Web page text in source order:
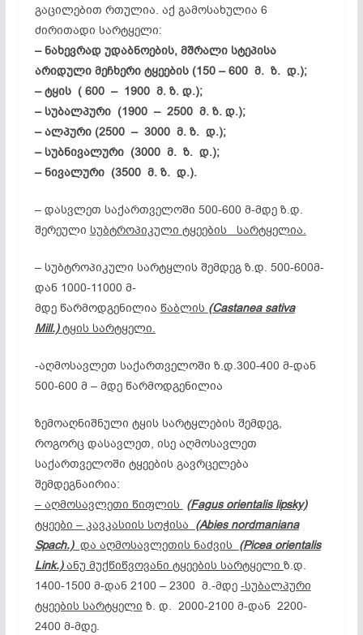
გაცილებით რთულია. აქ გამოსახულია 6
ძირითადი სარტყელი:
– ნახევრად უდაბნოების, მშრალი სტეპისა
არიდული მეჩხერი ტყეების (150 – 600 მ. ზ. დ.);
– ტყის ( 600 – 1900 მ. ზ. დ.);
– სუბალპური (1900 – 2500 მ. ზ. დ.);
– ალპური (2500 – 3000 მ. ზ. დ.);
– სუბნივალური (3000 მ. ზ. დ.);
– ნივალური (3500 მ. ზ. დ.).
– დასვლეთ საქართველოში 500-600 მ-მდე ზ.დ.
შერეული სუბტროპიკული ტყეების სარტყელია.
– სუბტროპიკული სარტყლის შემდეგ ზ.დ. 500-600მ-
დან 1000-11000 მ-
მდე წარმოდგენილია წაბლის (Castanea sativa
Mill.)ტყის სარტყელი.
-აღმოსავლეთ საქართველოში ზ.დ.300-400 მ-დან
500-600 მ – მდე წარმოდგენილია
ზემოაღნიშნული ტყის სარტყლების შემდეგ,
როგორც დასავლეთ, ისე აღმოსავლეთ
საქართველოში ტყეების გავრცელება
შემდეგნაირია:
– აღმოსავლეთი წიფლის (Fagus orientalis lipsky)
ტყეები – კავკასიის სოჭისა (Abies nordmaniana
Spach.)და აღმოსავლეთის ნაძვის (Piceaorientalis
Link.)ანუ მუქწიწვოვანი ტყეების სარტყელი ზ.დ.
1400-1500 მ-დან 2100 – 2300 მ.-მდე -სუბალპური
ტყეების სარტყელი ზ. დ. 2000-2100 მ-დან 2200-
2400 მ-მდე.